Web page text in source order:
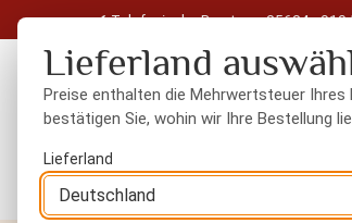
Hauptinhalt springen
Zur Suche springen
Zur Hauptnavigation springen
Telefonische Beratung: 05604 - 919
Lieferland
Preise enthalten die Mehrwertsteuer Ihres
bestätigen Sie, wohin wir Ihre Bestellung
Lieferland